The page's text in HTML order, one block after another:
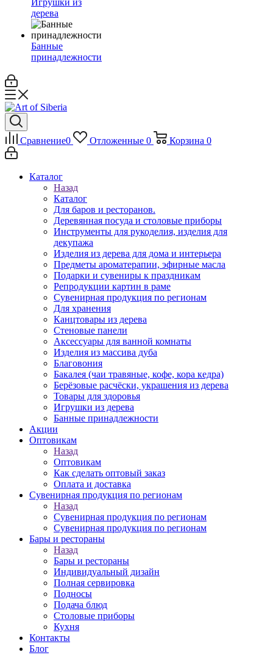
Игрушки из
дерева
Банные
принадлежности
Сравнение0 Отложенные 0 Корзина 0
Каталог
Назад
Каталог
Для баров и ресторанов.
Деревянная посуда и столовые приборы
Инструменты для рукоделия, изделия для
декупажа
Изделия из дерева для дома и интерьера
Предметы ароматерапии, эфирные масла
Подарки и сувениры к праздникам
Репродукции картин в раме
Сувенирная продукция по регионам
Для хранения
Канцтовары из дерева
Стеновые панели
Аксессуары для ванной комнаты
Изделия из массива дуба
Благовония
Бакалея (чаи травяные, кофе, кора кедра)
Берёзовые расчёски, украшения из дерева
Товары для здоровья
Игрушки из дерева
Банные принадлежности
Акции
Оптовикам
Назад
Оптовикам
Как сделать оптовый заказ
Оплата и доставка
Сувенирная продукция по регионам
Назад
Сувенирная продукция по регионам
Сувенирная продукция по регионам
Бары и рестораны
Назад
Бары и рестораны
Индивидуальный дизайн
Полная сервировка
Подносы
Подача блюд
Столовые приборы
Кухня
Контакты
Блог